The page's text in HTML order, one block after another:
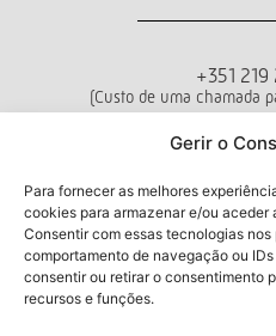
Gerir o
Para fornecer as melhores
cookies para armazenar e/ou aceder
Consentir com essas tecnologias
comportamento de navegação ou
consentir ou retirar o consentimento
recursos e funções.
+351 219
(Custo de uma chamada
Seg - Sex das
Termos e Condições Política de